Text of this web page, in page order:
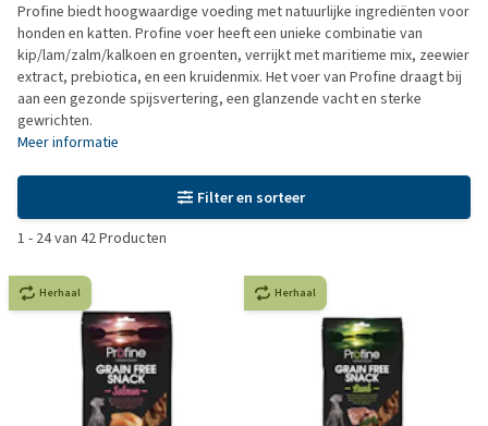
Profine biedt hoogwaardige voeding met natuurlijke ingrediënten voor
honden en katten. Profine voer heeft een unieke combinatie van
kip/lam/zalm/kalkoen en groenten, verrijkt met maritieme mix, zeewier
extract, prebiotica, en een kruidenmix. Het voer van Profine draagt bij
aan een gezonde spijsvertering, een glanzende vacht en sterke
gewrichten.
Meer informatie
Filter en sorteer
1 - 24van 42Producten
Herhaal Herhaal